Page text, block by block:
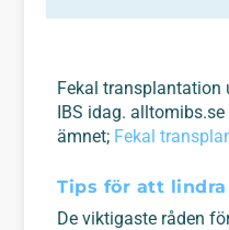
Fekal transplantation
IBS idag.
ämnet; Fekal
Tips för att lindra
De viktigaste råden